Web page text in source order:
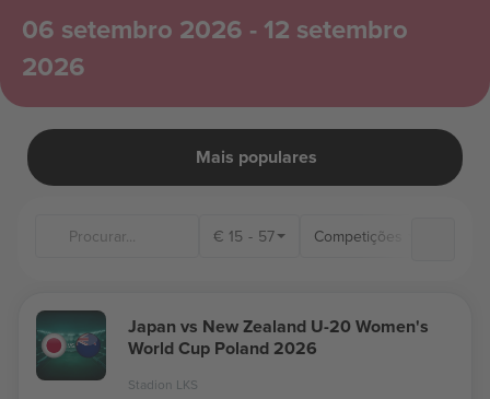
06 setembro 2026 - 12 setembro
2026
Mais populares
€ 15 - 57 Competições
Japan vs New Zealand U-20 Women's
World Cup Poland 2026
Stadion LKS